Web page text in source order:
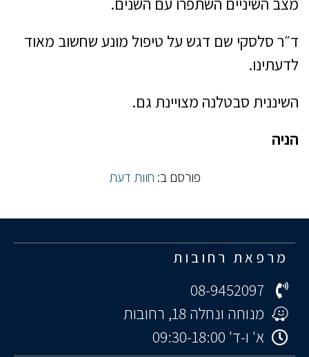
מצב השיניים השתפרו עם השנים.
ד״ר סלסקי שם דגש על טיפול מונע שחשוב מאוד
לדעתינו.
השיננית סבטלנה מצויינת גם.
הניה
פורסם ב: חוות דעת
מרפאת רחובות
08-9452097
מנוחה ונחלה 18, רחובות
א' ו-ד' 09:30-18:00